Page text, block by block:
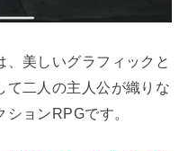
、美しいグラフィックと
て二人の主人公が織りな
ョンRPGです。